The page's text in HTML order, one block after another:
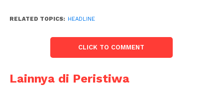
RELATED TOPICS: HEADLINE
CLICK TO COMMENT
Lainnya di Peristiwa